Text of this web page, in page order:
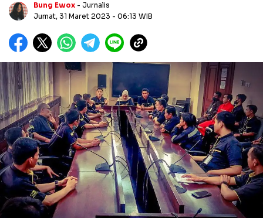
Bung Ewox - Jurnalis
Jumat, 31 Maret 2023 - 06:13 WIB